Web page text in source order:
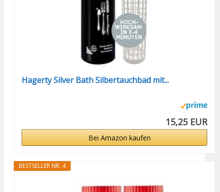
Hagerty Silver Bath Silbertauchbad mit...
15,25 EUR
Bei Amazon kaufen
BESTSELLER NR. 4